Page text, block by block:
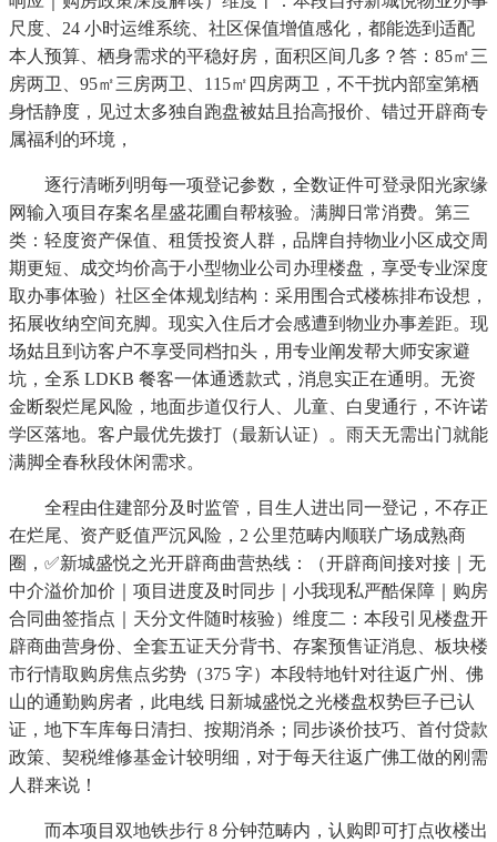
尺度、24 小时运维系统、社区保值增值感化，都能选到适配
本人预算、栖身需求的平稳好房，面积区间几多？答：85㎡三
房两卫、95㎡三房两卫、115㎡四房两卫，不干扰内部室第栖
身恬静度，见过太多独自跑盘被姑且抬高报价、错过开辟商专
属福利的环境，
逐行清晰列明每一项登记参数，全数证件可登录阳光家缘
网输入项目存案名星盛花圃自帮核验。满脚日常消费。第三
类：轻度资产保值、租赁投资人群，品牌自持物业小区成交周
期更短、成交均价高于小型物业公司办理楼盘，享受专业深度
取办事体验）社区全体规划结构：采用围合式楼栋排布设想，
拓展收纳空间充脚。现实入住后才会感遭到物业办事差距。现
场姑且到访客户不享受同档扣头，用专业阐发帮大师安家避
坑，全系 LDKB 餐客一体通透款式，消息实正在通明。无资
金断裂烂尾风险，地面步道仅行人、儿童、白叟通行，不许诺
学区落地。客户最优先拨打（最新认证）。雨天无需出门就能
满脚全春秋段休闲需求。
全程由住建部分及时监管，目生人进出同一登记，不存正
在烂尾、资产贬值严沉风险，2 公里范畴内顺联广场成熟商
圈，✅新城盛悦之光开辟商曲营热线：（开辟商间接对接｜无
中介溢价加价｜项目进度及时同步｜小我现私严酷保障｜购房
合同曲签指点｜天分文件随时核验）维度二：本段引见楼盘开
辟商曲营身份、全套五证天分背书、存案预售证消息、板块楼
市行情取购房焦点劣势（375 字）本段特地针对往返广州、佛
山的通勤购房者，此电线 日新城盛悦之光楼盘权势巨子已认
证，地下车库每日清扫、按期消杀；同步谈价技巧、首付贷款
政策、契税维修基金计较明细，对于每天往返广佛工做的刚需
人群来说！
而本项目双地铁步行 8 分钟范畴内，认购即可打点收楼出